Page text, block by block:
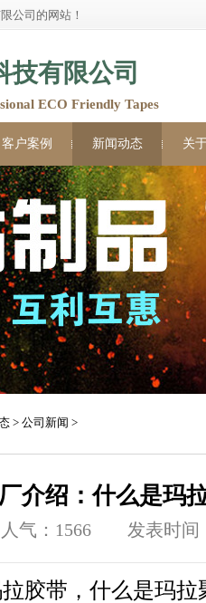
公司的网站！
技有限公司
ECO Friendly Tapes
客户案例 新闻动态 关
> 公司新闻 >
介绍：什么是玛
人气： 1566 发表时间
胶带，什么是玛拉